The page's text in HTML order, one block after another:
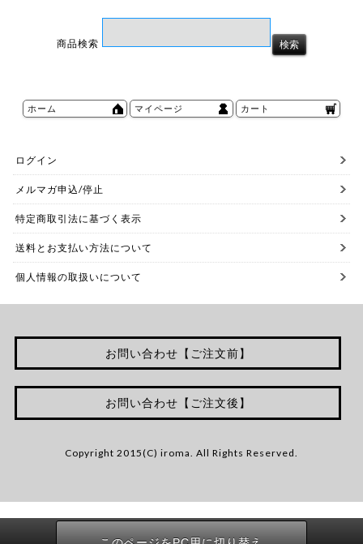
商品検索
ホーム マイページ カート
ログイン
メルマガ申込/停止
特定商取引法に基づく表示
送料とお支払い方法について
個人情報の取扱いについて
お問い合わせ【ご注文前】
お問い合わせ【ご注文後】
Copyright 2015(C) iroma. All Rights Reserved.